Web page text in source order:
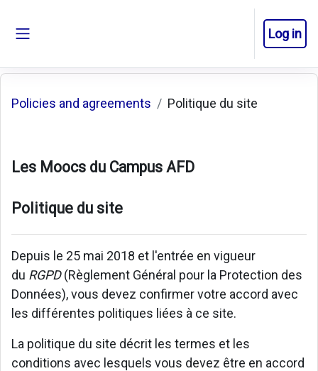
Log in
Policies and agreements Politique du site
Les Moocs du Campus AFD
Politique du site
Depuis le 25 mai 2018 et l'entrée en vigueur
du RGPD(Règlement Général pour la Protection des
Données), vous devez confirmer votre accord avec
les différentes politiques liées à ce site.
La politique du site décrit les termes et les
conditions avec lesquels vous devez être en accord